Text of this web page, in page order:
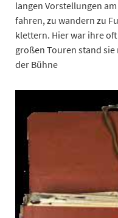
langen Vorstellungen
fahren, zu wandern zu
klettern. Hier war ihre
großen Touren stand
der Bühne